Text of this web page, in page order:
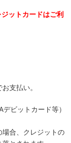
ットカードはご利
支払い。
デビットカード等）
合、クレジットの